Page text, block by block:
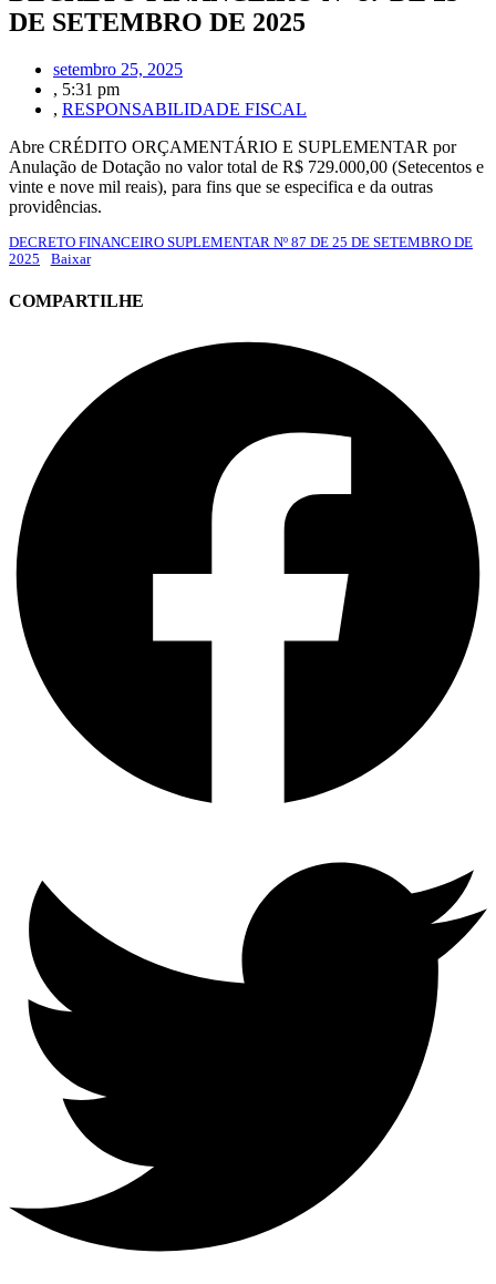
DE SETEMBRO DE 2025
setembro 25, 2025
, 5:31 pm
, RESPONSABILIDADE FISCAL
Abre CRÉDITO ORÇAMENTÁRIO E SUPLEMENTAR por
Anulação de Dotação no valor total de R$ 729.000,00 (Setecentos e
vinte e nove mil reais), para fins que se especifica e da outras
providências.
DECRETO FINANCEIRO SUPLEMENTAR Nº 87 DE 25 DE SETEMBRO DE
2025
Baixar
COMPARTILHE